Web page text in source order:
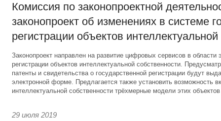
Комиссия по законопроектной
законопроект об изменениях в системе
регистрации объектов
Законопроект направлен на развитие цифровых сервисов в области
регистрации объектов интеллектуальной собственности.
патенты и свидетельства о государственной регистрации будут
электронной форме. Предлагается также установить возможность
интеллектуальной собственности трёхмерные модели этих
29 июля 2019